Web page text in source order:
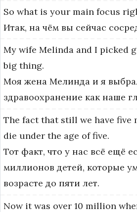
So what is your main focus
Итак, на чём вы сейчас
My wife Melinda and I picked
big thing.
Моя жена Мелинда и я
здравоохранение как наше
The fact that still we have five
die under the age of five.
Тот факт, что у нас всё ещё
миллионов детей, которые
возрасте до пяти лет.
Now it was over 10 million